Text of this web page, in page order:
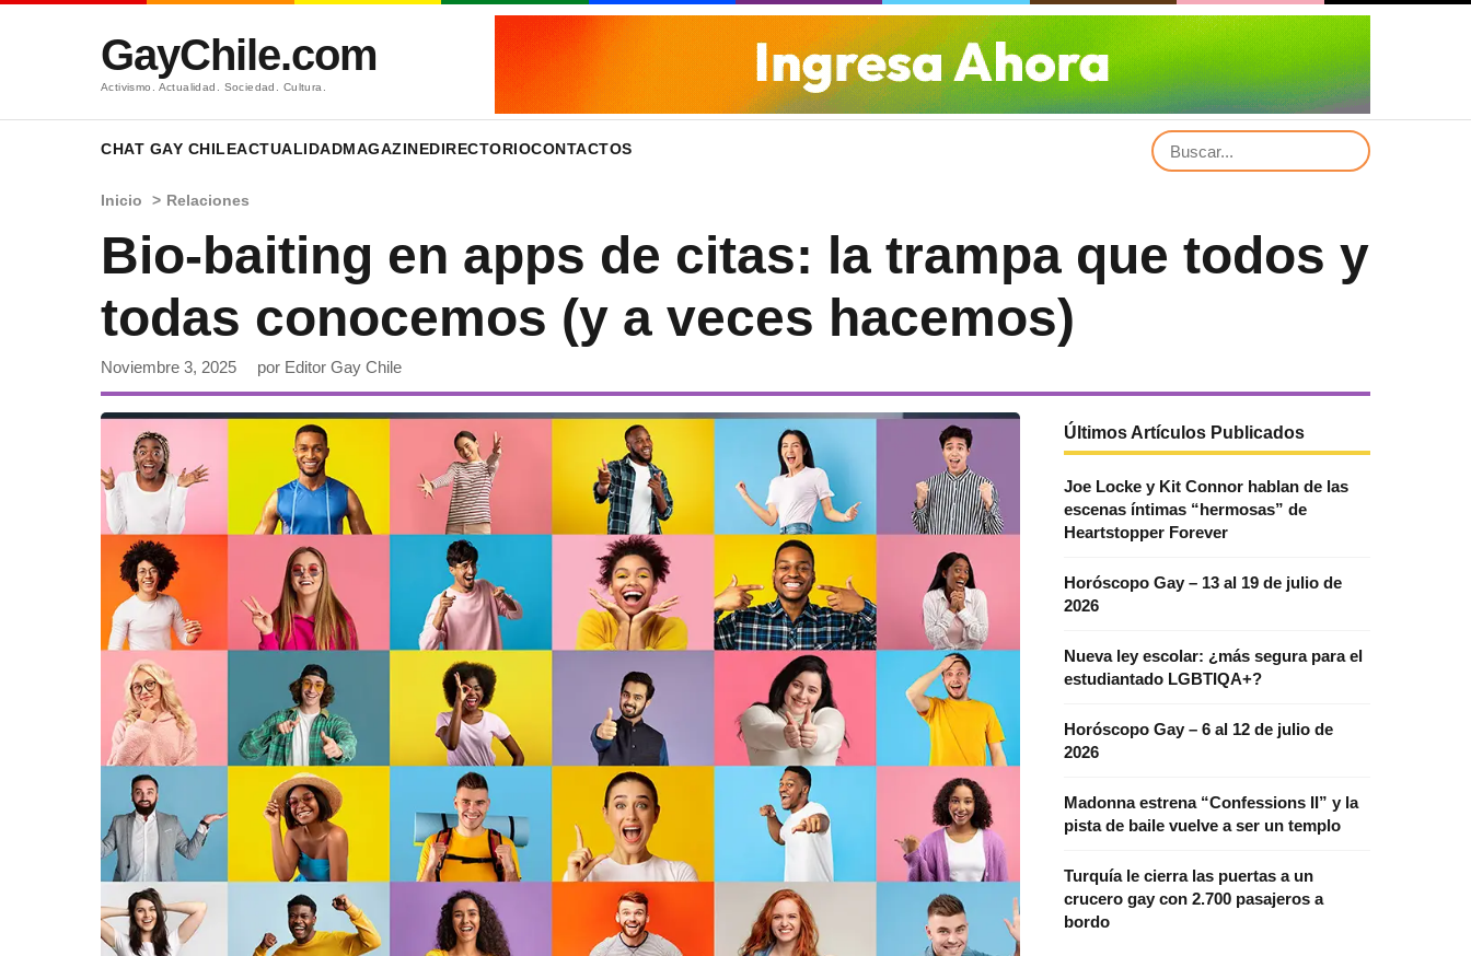
GayChile.com
Activismo. Actualidad. Sociedad. Cultura.
CHAT GAY CHILEACTUALIDADMAGAZINEDIRECTORIOCONTACTOS
Inicio > Relaciones
Bio-baiting en apps de citas: la trampa que todos y
todas conocemos (y a veces hacemos)
Noviembre 3, 2025 por Editor Gay Chile
Últimos Artículos Publicados
Joe Locke y Kit Connor hablan de las
escenas íntimas “hermosas” de
Heartstopper Forever
Horóscopo Gay – 13 al 19 de julio de
2026
Nueva ley escolar: ¿más segura para el
estudiantado LGBTIQA+?
Horóscopo Gay – 6 al 12 de julio de
2026
Madonna estrena “Confessions II” y la
pista de baile vuelve a ser un templo
Turquía le cierra las puertas a un
crucero gay con 2.700 pasajeros a
bordo